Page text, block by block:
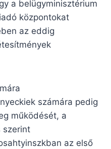
a belügyminisztérium
központokat
az eddig
számára pedig
működését, a
szerint
az első